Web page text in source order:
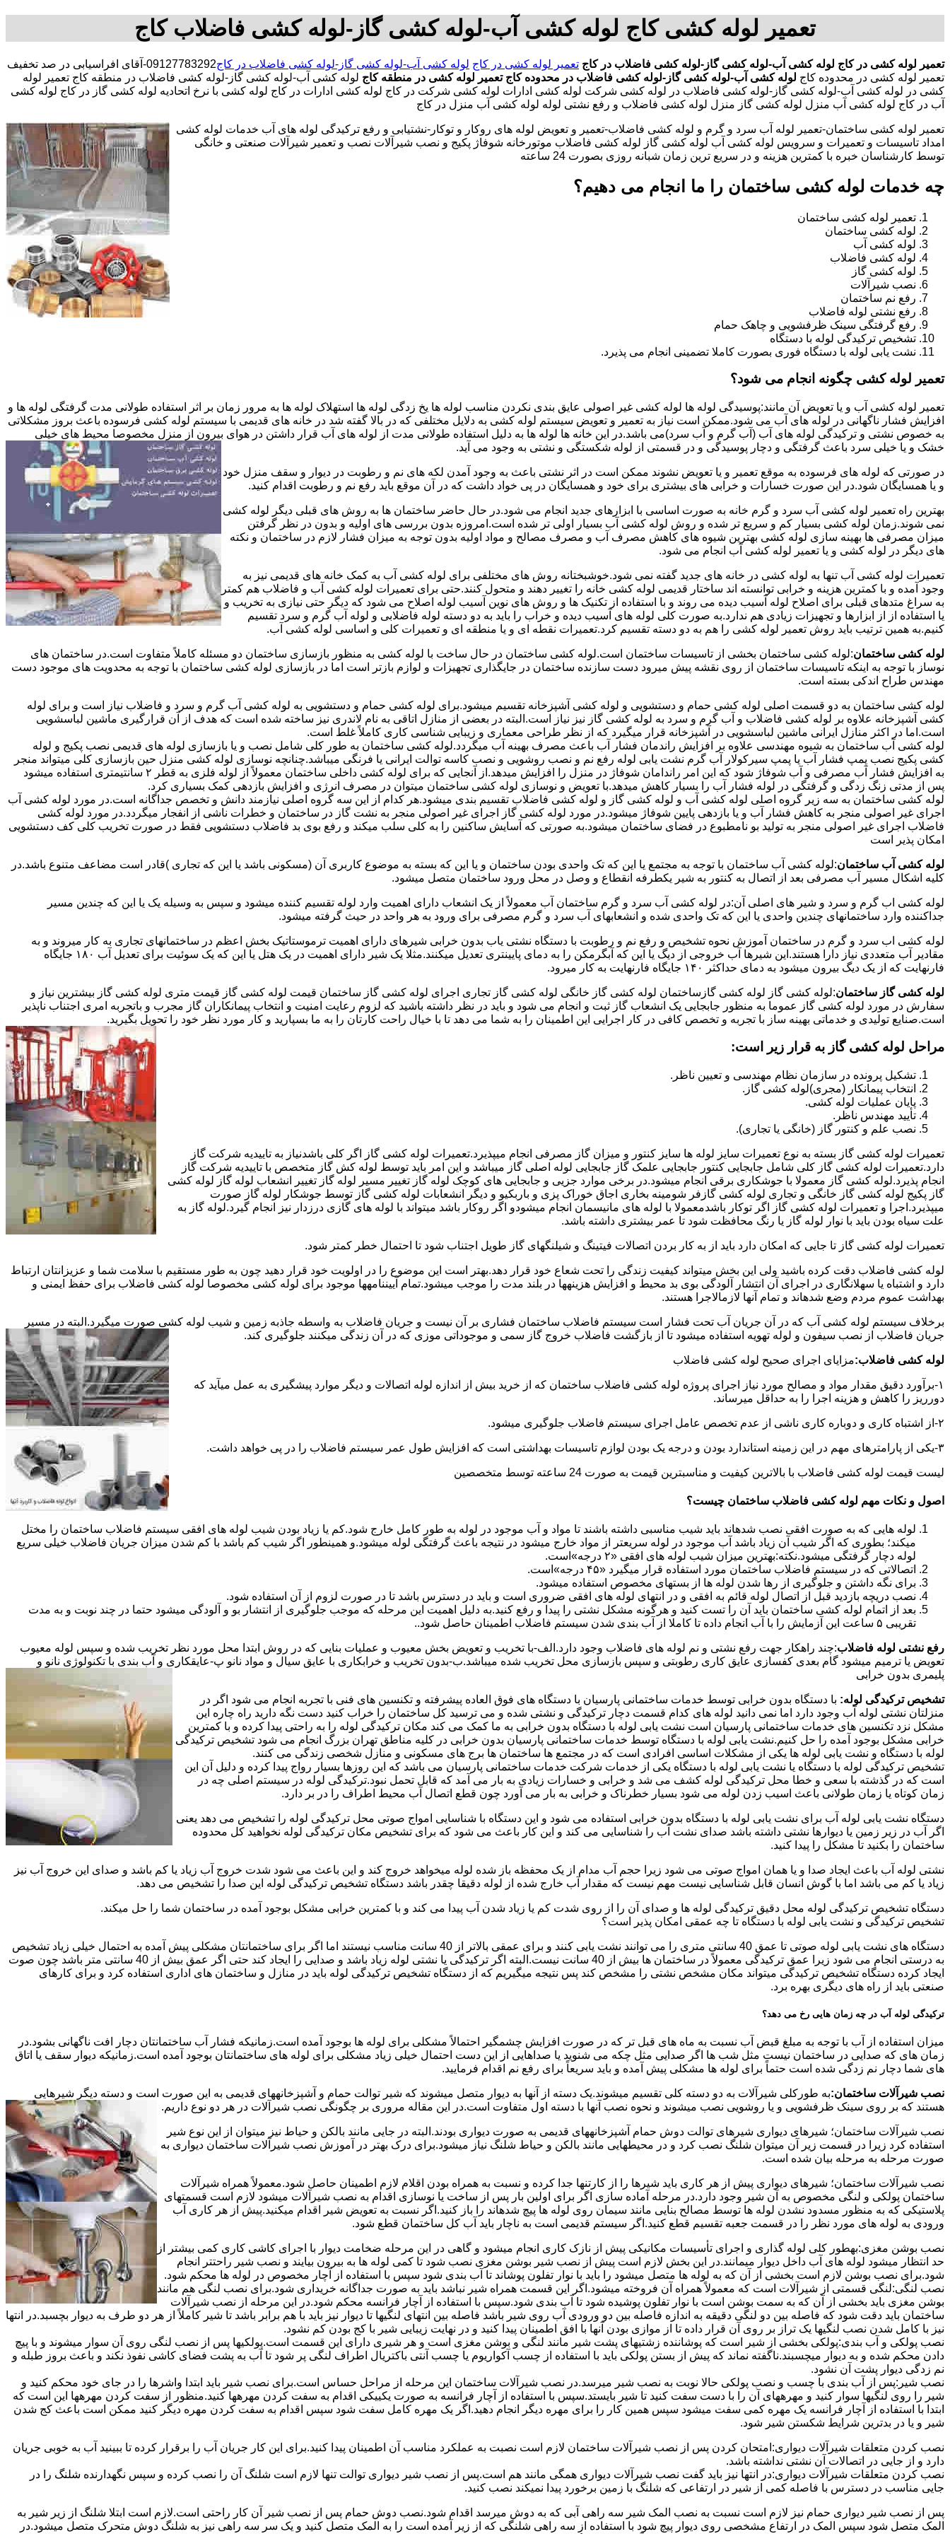
تعمیر لوله کشی کاج لوله کشی آب-لوله کشی گاز-لوله کشی فاضلاب کاج
تعمیر لوله کشی در کاج لوله کشی آب-لوله کشی گاز-لوله کشی فاضلاب در کاج تعمیر لوله کشی در کاج لوله کشی آب-لوله کشی گاز-لوله کشی فاضلاب در کاج
09127783292-آقای افراسیابی در صد تخفیف
تعمیر لوله کشی در محدوده کاج لوله کشی آب-لوله کشی گاز-لوله کشی فاضلاب در محدوده کاج تعمیر لوله کشی در منطقه کاج لوله کشی آب-لوله کشی گاز-لوله کشی فاضلاب در منطقه کاج تعمیر لوله
کشی در لوله کشی آب-لوله کشی گاز-لوله کشی فاضلاب در لوله کشی شرکت لوله کشی ادارات لوله کشی شرکت در کاج لوله کشی ادارات در کاج لوله کشی با نرخ اتحادیه لوله کشی گاز در کاج لوله کشی
آب در کاج لوله کشی آب منزل لوله کشی گاز منزل لوله کشی فاضلاب و رفع نشتی لوله لوله کشی آب منزل در کاج
تعمیر لوله کشی ساختمان-تعمیر لوله آب سرد و گرم و لوله کشی فاضلاب-تعمیر و تعویض لوله های روکار و توکار-نشتیابی و رفع ترکیدگی لوله های آب خدمات لوله کشی
امداد تاسیسات و تعمیرات و سرویس لوله کشی آب لوله کشی گاز لوله کشی فاضلاب موتورخانه شوفاژ پکیج و نصب شیرآلات نصب و تعمیر شیرآلات صنعتی و خانگی
توسط کارشناسان خبره با کمترین هزینه و در سریع ترین زمان شبانه روزی بصورت 24 ساعته
چه خدمات لوله کشی ساختمان را ما انجام می دهیم؟
تعمیر لوله کشی ساختمان
لوله کشی ساختمان
لوله کشی آب
لوله کشی فاضلاب
لوله کشی گاز
نصب شیرآلات
رفع نم ساختمان
رفع نشتی لوله فاضلاب
رفع گرفتگی سینک ظرفشویی و چاهک حمام
تشخیص ترکیدگی لوله با دستگاه
نشت یابی لوله با دستگاه فوری بصورت کاملا تضمینی انجام می پذیرد.
تعمیر لوله کشی چگونه انجام می شود؟
تعمیر لوله کشی آب و یا تعویض آن مانند:پوسیدگی لوله ها لوله کشی غیر اصولی عایق بندی نکردن مناسب لوله ها یخ زدگی لوله ها استهلاک لوله ها به مرور زمان بر اثر استفاده طولانی مدت گرفتگی لوله ها و
افزایش فشار ناگهانی در لوله های آب می شود.ممکن است نیاز به تعمیر و تعویض سیستم لوله کشی به دلایل مختلفی که در بالا گفته شد در خانه های قدیمی با سیستم لوله کشی فرسوده باعث بروز مشکلاتی
به خصوص نشتی و ترکیدگی لوله های آب (آب گرم و آب سرد)می باشد.در این خانه ها لوله ها به دلیل استفاده طولانی مدت از لوله های آب قرار داشتن در هوای بیرون از منزل مخصوصا محیط های خیلی
خشک و یا خیلی سرد باعث گرفتگی و دچار پوسیدگی و در قسمتی از لوله شکستگی و نشتی به وجود می آید.
در صورتی که لوله های فرسوده به موقع تعمیر و یا تعویض نشوند ممکن است در اثر نشتی باعث به وجود آمدن لکه های نم و رطوبت در دیوار و سقف منزل خود
و یا همسایگان شود.در این صورت خسارات و خرابی های بیشتری برای خود و همسایگان در پی خواد داشت که در آن موقع باید رفع نم و رطوبت اقدام کنید.
بهترین راه تعمیر لوله کشی آب سرد و گرم خانه به صورت اساسی با ابزارهای جدید انجام می شود.در حال حاضر ساختمان ها به روش های قبلی دیگر لوله کشی
نمی شوند.زمان لوله کشی بسیار کم و سریع تر شده و روش لوله کشی آب بسیار اولی تر شده است.امروزه بدون بررسی های اولیه و بدون در نظر گرفتن
میزان مصرفی ها بهینه سازی لوله کشی بهترین شیوه های کاهش مصرف آب و مصرف مصالح و مواد اولیه بدون توجه به میزان فشار لازم در ساختمان و نکته
های دیگر در لوله کشی و یا تعمیر لوله کشی آب انجام می شود.
تعمیرات لوله کشی آب تنها به لوله کشی در خانه های جدید گفته نمی شود.خوشبختانه روش های مختلفی برای لوله کشی آب به کمک خانه های قدیمی نیز به
وجود آمده و با کمترین هزینه و خرابی توانسته اند ساختار قدیمی لوله کشی خانه را تغییر دهند و متحول کنند.حتی برای تعمیرات لوله کشی آب و فاضلاب هم کمتر
به سراغ متدهای قبلی برای اصلاح لوله آسیب دیده می روند و با استفاده از تکنیک ها و روش های نوین آسیب لوله اصلاح می شود که دیگر حتی نیازی به تخریب و
یا استفاده از از ابزارها و تجهیزات زیادی هم ندارد.به صورت کلی لوله های آسیب دیده و خراب را باید به دو دسته لوله فاضلابی و لوله آب گرم و سرد تقسیم
کنیم.به همین ترتیب باید روش تعمیر لوله کشی را هم به دو دسته تقسیم کرد.تعمیرات نقطه ای و یا منطقه ای و تعمیرات کلی و اساسی لوله کشی آب.
لوله کشی ساختمان:لوله کشی ساختمان بخشی از تاسیسات ساختمان است.لوله کشی ساختمان در حال ساخت با لوله کشی به منظور بازسازی ساختمان دو مسئله کاملاً متفاوت است.در ساختمان های
نوساز با توجه به اینکه تاسیسات ساختمان از روی نقشه پیش میرود دست سازنده ساختمان در جایگذاری تجهیزات و لوازم بازتر است اما در بازسازی لوله کشی ساختمان با توجه به محدویت های موجود دست
مهندس طراح اندکی بسته است.
لوله کشی ساختمان به دو قسمت اصلی لوله کشی حمام و دستشویی و لوله کشی آشپزخانه تقسیم میشود.برای لوله کشی حمام و دستشویی به لوله کشی آب گرم و سرد و فاضلاب نیاز است و برای لوله
کشی آشپزخانه علاوه بر لوله کشی فاضلاب و آب گرم و سرد به لوله کشی گاز نیز نیاز است.البته در بعضی از منازل اتاقی به نام لاندری نیز ساخته شده است که هدف از آن قرارگیری ماشین لباسشویی
است.اما در اکثر منازل ایرانی ماشین لباسشویی در آشپزخانه قرار میگیرد که از نظر طراحی معماری و زیبایی شناسی کاری کاملاً غلط است.
لوله کشی آب ساختمان به شیوه مهندسی علاوه بر افزایش راندمان فشار آب باعث مصرف بهینه آب میگردد.لوله کشی ساختمان به طور کلی شامل نصب و یا بازسازی لوله های قدیمی نصب پکیج و لوله
کشی پکیج نصب پمپ فشار آب یا پمپ سیرکولار آب گرم نشت یابی لوله رفع نم و نصب روشویی و نصب کاسه توالت ایرانی یا فرنگی میباشد.چنانچه نوسازی لوله کشی منزل حین بازسازی کلی میتواند منجر
به افزایش فشار آب مصرفی و آب شوفاژ شود که این امر راندامان شوفاژ در منزل را افزایش میدهد.از آنجایی که برای لوله کشی داخلی ساختمان معمولاً از لوله فلزی به قطر ۲ سانتیمتری استفاده میشود
پس از مدتی زنگ زدگی و گرفتگی در لوله فشار آب را بسیار کاهش میدهد.با تعویض و نوسازی لوله کشی ساختمان میتوان در مصرف انرژی و افزایش بازدهی کمک بسیاری کرد.
لوله کشی ساختمان به سه زیر گروه اصلی لوله کشی آب و لوله کشی گاز و لوله کشی فاضلاب تقسیم بندی میشود.هر کدام از این سه گروه اصلی نیازمند دانش و تخصص جداگانه است.در مورد لوله کشی آب
اجرای غیر اصولی منجر به کاهش فشار آب و یا بازدهی پایین شوفاژ میشود.در مورد لوله کشی گاز اجرای غیر اصولی منجر به نشت گاز در ساختمان و خطرات ناشی از انفجار میگردد.در مورد لوله کشی
فاضلاب اجرای غیر اصولی منجر به تولید بو نامطبوع در فضای ساختمان میشود.به صورتی که آسایش ساکنین را به کلی سلب میکند و رفع بوی بد فاضلاب دستشویی فقط در صورت تخریب کلی کف دستشویی
امکان پذیر است
لوله کشی آب ساختمان:لوله کشی آب ساختمان با توجه به مجتمع یا این که تک واحدی بودن ساختمان و یا این که بسته به موضوع کاربری آن (مسکونی باشد یا این که تجاری )قادر است مضاعف متنوع باشد.در
کلیه اشکال مسیر آب مصرفی بعد از اتصال به کنتور به شیر یکطرفه انقطاع و وصل در محل ورود ساختمان متصل میشود.
لوله کشی اب گرم و سرد و شیر های اصلی آن:در لوله کشی آب سرد و گرم ساختمان آب معمولاً از یک انشعاب دارای اهمیت وارد لوله تقسیم کننده میشود و سپس به وسیله یک یا این که چندین مسیر
جداکننده وارد ساختمانهای چندین واحدی یا این که تک واحدی شده و انشعابهای آب سرد و گرم مصرفی برای ورود به هر واحد در حیث گرفته میشود.
لوله کشی اب سرد و گرم در ساختمان آموزش نحوه تشخیص و رفع نم و رطوبت با دستگاه نشتی یاب بدون خرابی شیرهای دارای اهمیت ترموستاتیک بخش اعظم در ساختمانهای تجاری به کار میروند و به
مقادیر آب متعددی نیاز دارا هستند.این شیرها آب خروجی از دیگ یا این که آبگرمکن را به دمای پایینتری تعدیل میکنند.مثلا یک شیر دارای اهمیت در یک هتل یا این که یک سوئیت برای تعدیل آب ۱۸۰ جایگاه
فارنهایت که از یک دیگ بیرون میشود به دمای حداکثر ۱۴۰ جایگاه فارنهایت به کار میرود.
لوله کشی گاز ساختمان:لوله کشی گاز لوله کشی گازساختمان لوله کشی گاز خانگی لوله کشی گاز تجاری اجرای لوله کشی گاز ساختمان قیمت لوله کشی گاز قیمت متری لوله کشی گاز بیشترین نیاز و
سفارش در مورد لوله کشی گاز عموما به منظور جابجایی یک انشعاب گاز ثبت و انجام می شود و باید در نظر داشته باشید که لزوم رعایت امنیت و انتخاب پیمانکاران گاز مجرب و باتجربه امری اجتناب ناپذیر
است.صنایع تولیدی و خدماتی بهینه ساز با تجربه و تخصص کافی در کار اجرایی این اطمینان را به شما می دهد تا با خیال راحت کارتان را به ما بسپارید و کار مورد نظر خود را تحویل بگیرید.
مراحل لوله کشی گاز به قرار زیر است:
تشکیل پرونده در سازمان نظام مهندسی و تعیین ناظر.
انتخاب پیمانکار (مجری)لوله کشی گاز.
پایان عملیات لوله کشی.
تأیید مهندس ناظر.
نصب علم و کنتور گاز (خانگی یا تجاری).
تعمیرات لوله کشی گاز بسته به نوع تعمیرات سایز لوله ها سایز کنتور و میزان گاز مصرفی انجام میپذیرد.تعمیرات لوله کشی گاز اگر کلی باشدنیاز به تاییدیه شرکت گاز
دارد.تعمیرات لوله کشی گاز کلی شامل جابجایی کنتور جابجایی علمک گاز جابجایی لوله اصلی گاز میباشد و این امر باید توسط لوله کش گاز متخصص با تاییدیه شرکت گاز
انجام پذیرد.لوله کشی گاز معمولا با جوشکاری برقی انجام میشود.در برخی موارد جزیی و جابجایی های کوچک لوله گاز تغییر مسیر لوله گاز تغییر انشعاب لوله گاز لوله کشی
گاز پکیج لوله کشی گاز خانگی و تجاری لوله کشی گازفر شومینه بخاری اجاق خوراک پزی و باربکیو و دیگر انشعابات لوله کشی گاز توسط جوشکار لوله گاز صورت
میپذیرد.اجرا و تعمیرات لوله کشی گاز اگر توکار باشدمعمولا با لوله های مانیسمان انجام میشودو اگر روکار باشد میتواند با لوله های گازی درزدار نیز انجام گیرد.لوله گاز به
علت سیاه بودن باید با نوار لوله گاز یا رنگ محافظت شود تا عمر بیشتری داشته باشد.
تعمیرات لوله کشی گاز تا جایی که امکان دارد باید از به کار بردن اتصالات فیتینگ و شیلنگهای گاز طویل اجتناب شود تا احتمال خطر کمتر شود.
لوله کشی فاضلاب دقت کرده باشید ولی این بخش میتواند کیفیت زندگی را تحت شعاع خود قرار دهد.بهتر است این موضوع را در اولویت خود قرار دهید چون به طور مستقیم با سلامت شما و عزیزانتان ارتباط
دارد و اشتباه یا سهلانگاری در اجرای آن انتشار آلودگی بوی بد محیط و افزایش هزینهها در بلند مدت را موجب میشود.تمام آییننامهها موجود برای لوله کشی مخصوصا لوله کشی فاضلاب برای حفظ ایمنی و
بهداشت عموم مردم وضع شدهاند و تمام آنها لازمالاجرا هستند.
برخلاف سیستم لوله کشی آب که در آن جریان آب تحت فشار است سیستم فاضلاب ساختمان فشاری بر آن نیست و جریان فاضلاب به واسطه جاذبه زمین و شیب لوله کشی صورت میگیرد.البته در مسیر
جریان فاضلاب از نصب سیفون و لوله تهویه استفاده میشود تا از بازگشت فاضلاب خروج گاز سمی و موجوداتی موزی که در آن زندگی میکنند جلوگیری کند.
لوله کشی فاضلاب:مزایای اجرای صحیح لوله کشی فاضلاب
۱-برآورد دقیق مقدار مواد و مصالح مورد نیاز اجرای پروژه لوله کشی فاضلاب ساختمان که از خرید بیش از اندازه لوله اتصالات و دیگر موارد پیشگیری به عمل میآید که
دورریز را کاهش و هزینه اجرا را به حداقل میرساند.
۲-از اشتباه کاری و دوباره کاری ناشی از عدم تخصص عامل اجرای سیستم فاضلاب جلوگیری میشود.
۳-یکی از پارامترهای مهم در این زمینه استاندارد بودن و درجه یک بودن لوازم تاسیسات بهداشتی است که افزایش طول عمر سیستم فاضلاب را در پی خواهد داشت.
لیست قیمت لوله کشی فاضلاب با بالاترین کیفیت و مناسبترین قیمت به صورت 24 ساعته توسط متخصصین
اصول و نکات مهم لوله کشی فاضلاب ساختمان چیست؟
لوله هایی که به صورت افقی نصب شدهاند باید شیب مناسبی داشته باشند تا مواد و آب موجود در لوله به طور کامل خارج شود.کم یا زیاد بودن شیب لوله های افقی سیستم فاضلاب ساختمان را مختل
میکند؛ بطوری که اگر شیب آن زیاد باشد آب موجود در لوله سریعتر از مواد خارج میشود در نتیجه باعث گرفتگی لوله میشود.و همینطور اگر شیب کم باشد با کم شدن میزان جریان فاضلاب خیلی سریع
لوله دچار گرفتگی میشود.نکته:بهترین میزان شیب لوله های افقی «۲ درجه»است.
اتصالاتی که در سیستم فاضلاب ساختمان مورد استفاده قرار میگیرد «۴۵ درجه»است.
برای نگه داشتن و جلوگیری از رها شدن لوله ها از بستهای مخصوص استفاده میشود.
نصب دریچه بازدید قبل از اتصال لوله قائم به افقی و در انتهای لوله های افقی ضروری است و باید در دسترس باشد تا در صورت لزوم از آن استفاده شود.
بعد از اتمام لوله کشی ساختمان باید آن را تست کنید و هرگونه مشکل نشتی را پیدا و رفع کنید.به دلیل اهمیت این مرحله که موجب جلوگیری از انتشار بو و آلودگی میشود حتما در چند نوبت و به مدت
تقریبی ۵ ساعت این آزمایش را با آب انجام داده تا کاملا از آب بندی شدن سیستم فاضلاب اطمینان حاصل شود..
رفع نشتی لوله فاضلاب:چند راهکار جهت رفع نشتی و نم لوله های فاضلاب وجود دارد.الف-با تخریب و تعویض بخش معیوب و عملیات بنایی که در روش ابتدا محل مورد نظر تخریب شده و سپس لوله معیوب
تعویض یا ترمیم میشود گام بعدی کفسازی عایق کاری رطوبتی و سپس بازسازی محل تخریب شده میباشد.ب-بدون تخریب و خرابکاری با عایق سیال و مواد نانو پ-عایقکاری و آب بندی با تکنولوژی نانو و
پلیمری بدون خرابی
تشخیص ترکیدگی لوله: با دستگاه بدون خرابی توسط خدمات ساختمانی پارسیان با دستگاه های فوق العاده پیشرفته و تکنسین های فنی با تجربه انجام می شود اگر در
منزلتان نشتی لوله آب وجود دارد اما نمی دانید لوله های کدام قسمت دچار ترکیدگی و نشتی شده و می ترسید کل ساختمان را خراب کنید دست نگه دارید راه چاره این
مشکل نزد تکنسین های خدمات ساختمانی پارسیان است نشت یابی لوله با دستگاه بدون خرابی به ما کمک می کند مکان ترکیدگی لوله را به راحتی پیدا کرده و با کمترین
خرابی مشکل بوجود آمده را حل کنیم.نشت یابی لوله با دستگاه توسط خدمات ساختمانی پارسیان بدون خرابی در کلیه مناطق تهران بزرگ انجام می شود تشخیص ترکیدگی
لوله با دستگاه و نشت یابی لوله ها یکی از مشکلات اساسی افرادی است که در مجتمع ها ساختمان ها برج های مسکونی و منازل شخصی زندگی می کنند.
تشخیص ترکیدگی لوله با دستگاه یا نشت یابی لوله با دستگاه یکی از خدمات شرکت خدمات ساختمانی پارسیان می باشد که این روزها بسیار رواج پیدا کرده و دلیل آن این
است که در گذشته با سعی و خطا محل ترکیدگی لوله کشف می شد و خرابی و خسارات زیادی به بار می آمد که قابل تحمل نبود.ترکیدگی لوله در سیستم اصلی چه در
زمان کوتاه یا زمان طولانی باعث اسیب زدن لوله می شود بسیار خطرناک و خرابی به بار می آورد چون قطع اتصال آب محیط اطراف را در بر دارد.
دستگاه نشت یابی لوله آب برای نشت یابی لوله با دستگاه بدون خرابی استفاده می شود و این دستگاه با شناسایی امواج صوتی محل ترکیدگی لوله را تشخیص می دهد یعنی
اگر آب در زیر زمین یا دیوارها نشتی داشته باشد صدای نشت آب را شناسایی می کند و این کار باعث می شود که برای تشخیص مکان ترکیدگی لوله نخواهید کل محدوده
ساختمان را بکنید تا مشکل را پیدا کنید.
نشتی لوله آب باعث ایجاد صدا و یا همان امواج صوتی می شود زیرا حجم آب مدام از یک محفظه باز شده لوله میخواهد خروج کند و این باعث می شود شدت خروج آب زیاد یا کم باشد و صدای این خروج آب نیز
زیاد یا کم می باشد اما با گوش انسان قابل شناسایی نیست مهم نیست که مقدار آب خارج شده از لوله دقیقا چقدر باشد دستگاه تشخیص ترکیدگی لوله این صدا را تشخیص می دهد.
دستگاه تشخیص ترکیدگی لوله محل دقیق ترکیدگی لوله ها و صدای آن را از روی شدت کم یا زیاد شدن آب پیدا می کند و با کمترین خرابی مشکل بوجود آمده در ساختمان شما را حل میکند.
تشخیص ترکیدگی و نشت یابی لوله با دستگاه تا چه عمقی امکان پذیر است؟
دستگاه های نشت یابی لوله صوتی تا عمق 40 سانتی متری را می توانند نشت یابی کنند و برای عمقی بالاتر از 40 سانت مناسب نیستند اما اگر برای ساختمانتان مشکلی پیش آمده به احتمال خیلی زیاد تشخیص
به درستی انجام می شود زیرا عمق ترکیدگی معمولاً در ساختمان ها بیش از 40 سانت نیست.البته اگر ترکیدگی یا نشتی لوله زیاد باشد و صدایی را ایجاد کند حتی اگر عمق بیش از 40 سانتی متر باشد چون صوت
ایجاد کرده دستگاه تشخیص ترکیدگی میتواند مکان مشخص نشتی را مشخص کند پس نتیجه میگیریم که از دستگاه تشخیص ترکیدگی لوله باید در منازل و ساختمان های اداری استفاده کرد و برای کارهای
صنعتی باید از راه های دیگری بهره برد.
ترکیدگی لوله آب در چه زمان هایی رخ می دهد؟
میزان استفاده از آب با توجه به مبلغ قبض آب نسبت به ماه های قبل تر که در صورت افزایش چشمگیر احتمالاً مشکلی برای لوله ها بوجود آمده است.زمانیکه فشار آب ساختمانتان دچار افت ناگهانی بشود.در
زمان های که صدایی در ساختمان نیست مثل شب ها اگر صدایی مثل چکه می شنوید یا صداهایی از این دست احتمال خیلی زیاد مشکلی برای لوله های ساختمانتان بوجود آمده است.زمانیکه دیوار سقف یا اتاق
های شما دچار نم زدگی شده است حتماً برای لوله ها مشکلی پیش آمده و باید سریعاً برای رفع نم اقدام فرمایید.
نصب شیرآلات ساختمان:به طورکلی شیرآلات به دو دسته کلی تقسیم میشوند.یک دسته از آنها به دیوار متصل میشوند که شیر توالت حمام و آشپزخانههای قدیمی به این صورت است و دسته دیگر شیرهایی
هستند که بر روی سینک ظرفشویی و یا روشویی نصب میشوند و نحوه نصب آنها با دسته اول متفاوت است.در این مقاله مروری بر چگونگی نصب شیرآلات در هر دو نوع داریم.
نصب شیرآلات ساختمان؛ شیرهای دیواری شیرهای توالت دوش حمام آشپزخانههای قدیمی به صورت دیواری بودند.البته در جایی مانند بالکن و حیاط نیز میتوان از این نوع شیر
استفاده کرد زیرا در قسمت زیر آن میتوان شلنگ نصب کرد و در محیطهایی مانند بالکن و حیاط شلنگ نیاز میشود.برای درک بهتر در آموزش نصب شیرآلات ساختمان دیواری به
صورت مرحله به مرحله بیان شده است.
نصب شیرآلات ساختمان؛ شیرهای دیواری پیش از هر کاری باید شیرها را از کارتنها جدا کرده و نسبت به همراه بودن اقلام لازم اطمینان حاصل شود.معمولاً همراه شیرآلات
ساختمان پولکی و لنگی مخصوص به آن شیر وجود دارد.در مرحله آماده سازی اگر برای اولین بار پس از ساخت یا نوسازی اقدام به نصب شیرآلات میشود لازم است قسمتهای
پلاستیکی که به منظور مسدود نشدن لوله ها توسط مصالح بنایی مانند سیمان روی لوله ها پیچ شدهاند را باز کنید.اگر نسبت به تعویض شیر اقدام میکنید.پیش از هر کاری آب
ورودی به لوله های مورد نظر را در قسمت جعبه تقسیم قطع کنید.اگر سیستم قدیمی است به ناچار باید آب کل ساختمان قطع شود.
نصب بوشن مغزی:بهطور کلی لوله گذاری و اجرای تأسیسات مکانیکی پیش از نازک کاری انجام میشود و گاهی در این مرحله ضخامت دیوار با اجرای کاشی کاری کمی بیشتر از
حد انتظار میشود لوله های آب داخل دیوار میمانند.در این بخش لازم است پیش از نصب شیر بوشن مغزی نصب شود تا کمی لوله ها به بیرون بیایند و نصب شیر راحتتر انجام
شود.برای نصب بوشن لازم است بخشی از آن که به لوله ها متصل میشود را باید با نوار تفلون پوشاند تا آب بندی شود سپس با استفاده از آچار مخصوص در لوله ها محکم شود.
نصب لنگی:لنگی قسمتی از شیرآلات است که معمولاً همراه آن فروخته میشود.اگر این قسمت همراه شیر نباشد باید به صورت جداگانه خریداری شود.برای نصب لنگی هم مانند
بوشن مغزی باید بخشی از آن که به سمت بوشن است با نوار تفلون پوشیده شود تا آب بندی شود.سپس با استفاده از آچار فرانسه محکم شود.در این مرحله از نصب شیرآلات
ساختمان باید دقت شود که فاصله بین دو لنگی دقیقه به اندازه فاصله بین دو ورودی آب روی شیر باشد فاصله بین انتهای لنگیها تا دیوار نیز باید با هم برابر باشد تا شیر کاملاً از هر دو طرف به دیوار بچسبد.در انتها
نیز با کامل شدن نصب لنگیها یک تراز بر روی آن قرار داده تا از موازی بودن آنها با افق اطمینان پیدا کنید و در نهایت زیبایی شیر با کج بودن کم نشود.
نصب پولکی و آب بندی:پولکی بخشی از شیر است که پوشاننده زشتیهای پشت شیر مانند لنگی و بوشن مغزی است و هر شیری دارای این قسمت است.پولکیها پس از نصب لنگی روی آن سوار میشوند و با پیچ
دادن محکم شده و به دیوار میچسبند.ناگفته نماند که پیش از بستن پولکی باید با استفاده از چسب آکواریوم یا چسب آنتی باکتریال اطراف لنگی پر شود تا آب به پشت فضای کاشی نفوذ نکند و باعث بروز طبله و
نم زدگی دیوار پشت آن نشود.
نصب شیر:پس از آب بندی با چسب و نصب پولکی حالا نوبت به نصب شیر میرسد.در نصب شیرآلات ساختمان این مرحله از مراحل حساس است.برای نصب شیر باید ابتدا واشرها را در جای خود محکم کنید و
شیر را روی لنگیها سوار کنید و مهرههای آن را با دست سفت کنید تا شیر بایستد.سپس با استفاده از آچار فرانسه به صورت یکییکی اقدام به سفت کردن مهرهها کنید.منظور از سفت کردن مهرهها این است که
ابتدا با استفاده از آچار فرانسه یک مهره کمی سفت میشود سپس همین کار را برای مهره دیگر انجام دهید.اگر یک مهره کامل سفت شود سپس اقدام به سفت کردن مهره دیگر کنید ممکن است باعث کج شدن
شیر و یا در بدترین شرایط شکستن شیر شود.
نصب کردن متعلقات شیرآلات دیواری:امتحان کردن پس از نصب شیرآلات ساختمان لازم است نصبت به عملکرد مناسب آن اطمینان پیدا کنید.برای این کار جریان آب را برقرار کرده تا ببینید آب به خوبی جریان
دارد و از جایی در اتصالات آن نشتی نداشته باشد.
نصب کردن متعلقات شیرآلات دیواری:در انتها نیز باید گفت نصب شیرآلات دیواری همگی مانند هم است.پس از نصب شیر دیواری توالت تنها لازم است شلنگ آن را نصب کرده و سپس نگهدارنده شلنگ را در
جایی مناسب در دسترس با فاصله کمی از شیر در ارتفاعی که شلنگ با زمین برخورد پیدا نمیکند نصب کنید.
پس از نصب شیر دیواری حمام نیز لازم است نسبت به نصب المک شیر سه راهی آبی که به دوش میرسد اقدام شود.نصب دوش حمام پس از نصب شیر آن کار راحتی است.لازم است ابتلا شلنگ از زیر شیر به
المک متصل شود سپس المک در ارتفاع مشخصی روی دیوار پیچ شود با استفاده از سه راهی شلنگی که از زیر آمده است را به المک متصل کنید و یک سر سه راهی نیز به شلنگ دوش متحرک متصل میشود.در